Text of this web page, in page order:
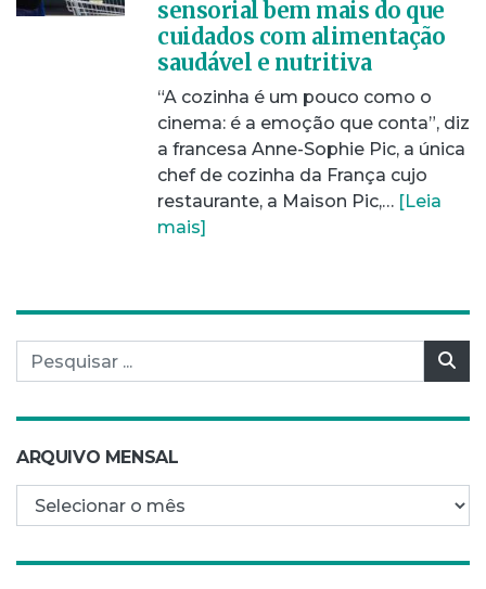
sensorial bem mais do que
cuidados com alimentação
saudável e nutritiva
“A cozinha é um pouco como o
cinema: é a emoção que conta”, diz
a francesa Anne-Sophie Pic, a única
chef de cozinha da França cujo
restaurante, a Maison Pic,… [Leia
mais]
Pesquisar por:
ARQUIVO MENSAL
Arquivo mensal